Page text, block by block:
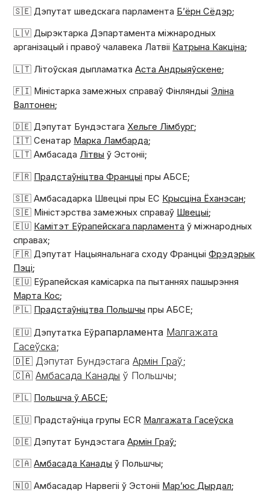
🇸🇪 Дэпутат шведскага парламента Б’ёрн Сёдэр;
🇱🇻 Дырэктарка Дэпартамента міжнародных
арганізацый і правоў чалавека Латвіі Катрына Какціна;
🇱🇹 Літоўская дыпламаткаАста Андрыяўскене;
🇫🇮 Міністарка замежных справаў Фінляндыі Эліна
Валтонен;
🇩🇪 Дэпутат Бундэстага Хельге Лімбург;
🇮🇹 Сенатар Марка Ламбарда;
🇱🇹 Амбасада Літвы ў Эстоніі;
🇫🇷 Прадстаўніцтва Францыі пры АБСЕ;
🇸🇪 Амбасадарка Швецыі пры ЕС Крысціна Ёханэсан;
🇸🇪 Міністэрства замежных справаў Швецыі;
🇪🇺 Камітэт Еўрапейскага парламента ў міжнародных
справах;
🇫🇷 Дэпутат Нацыянальнага сходу ФранцыіФрэдэрык
Пэці;
🇪🇺 Еўрапейская камісарка па пытаннях пашырэння
Марта Кос;
🇵🇱 Прадстаўніцтва Польшчы пры АБСЕ;
🇪🇺 Дэпутатка Еўрапарламента Малгажата
Гасеўска;
🇩🇪 Дэпутат БундэстагаАрмін Граў;
🇨🇦Амбасада Канады ў Польшчы;
🇵🇱 Польшча ў АБСЕ;
🇪🇺 Прадстаўніца групы ECR Малгажата Гасеўска
🇩🇪 Дэпутат БундэстагаАрмін Граў;
🇨🇦Амбасада Канады ў Польшчы;
🇳🇴 Амбасадар Нарвегіі ў Эстоніі Мар’юс Дырдал;